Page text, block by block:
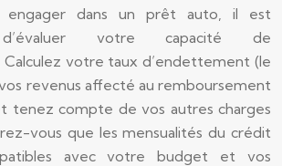
engager dans un prêt auto, il est
d’évaluer votre capacité de
votre taux d’endettement (le
revenus affecté au remboursement
tenez compte de vos autres charges
vous que les mensualités du crédit
avec votre budget et vos